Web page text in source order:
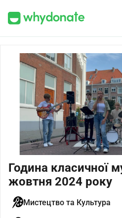
Година класичної
жовтня 2024 року
Мистецтво та Культура